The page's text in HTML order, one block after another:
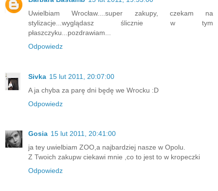
Uwielbiam Wrocław....super zakupy, czekam na
stylizacje...wyglądasz ślicznie w tym
płaszczyku...pozdrawiam...
Odpowiedz
Sivka 15 lut 2011, 20:07:00
A ja chyba za parę dni będę we Wrocku :D
Odpowiedz
Gosia 15 lut 2011, 20:41:00
ja tey uwielbiam ZOO,a najbardziej nasze w Opolu.
Z Twoich zakupw ciekawi mnie ,co to jest to w kropeczki
Odpowiedz